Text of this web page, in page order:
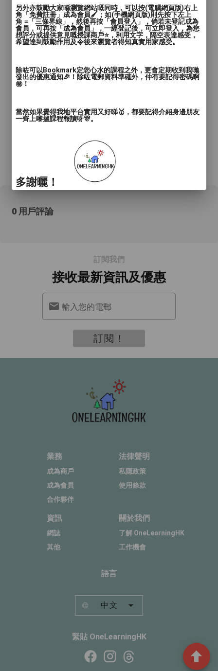
*所有資料只供參考，詳情請向商戶查詢。
0 用戶評論
訂閱我們
接收最新資訊及優惠
輸入您的電郵
訂閱！
業務
成為商戶
成為會員
合作夥伴
法律聲明
私隱政策
使用條款
資訊
網誌
其他
關於我們
了解 OneLearningHK
工作機會
語言
中文
緊貼 OneLearningHK
另外亦鼓勵大家喺瀏覽網站嘅同時，可以按(電腦網頁版)右上
角「免費註冊」成為會員🖌️；如(手機網頁版)則先按下左上
角 ≡「三條界線」，然後再按「會員登入」，倘若未登記成為
會員，可再按「成為會員」，一經登記後，可立即登入，為您
想評分或提供意見嘅授課商戶⭐️，利用文字，隔空表達感受，
希望達到鼓勵作用及令後來瀏覽者得知真實用家感受。
除咗可以Bookmark定您心水的課程之外，更會定期收到我哋
發出的優惠通知🎉！除咗電郵資料準確外，仲有要記得密碼啊
㊙️！
當然如果覺得我地平台實用又好睇🥇，都要記得介紹身邊朋友
一齊上嚟搵課程報讀呀🎊。
多謝曬！